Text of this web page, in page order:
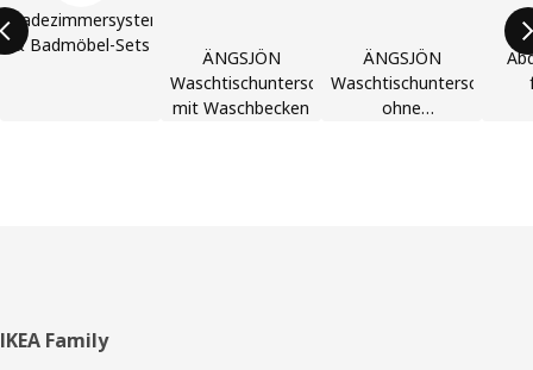
Badezimmersysteme
& Badmöbel-Sets
ÄNGSJÖN
Waschtischunterschränke
mit Waschbecken
ÄNGSJÖN
Waschtischunterschränke
ohne
Fußzeile
IKEA Family